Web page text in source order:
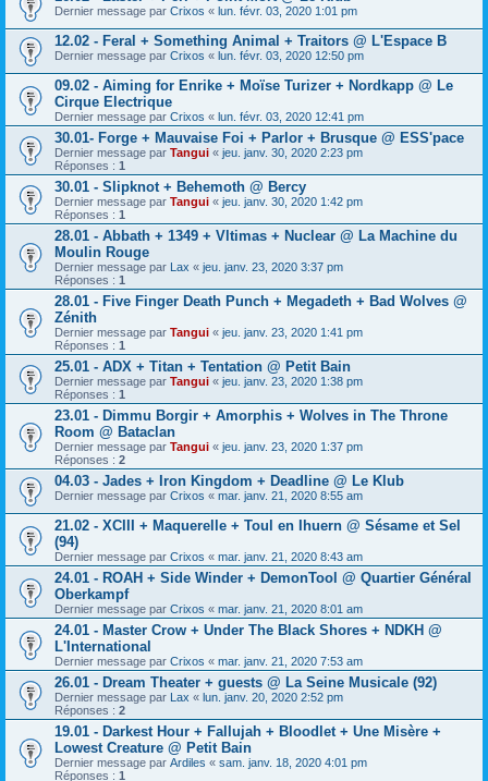
Dernier message par Crixos « lun. févr. 03, 2020 1:01 pm
12.02 - Feral + Something Animal + Traitors @ L'Espace B
Dernier message par Crixos « lun. févr. 03, 2020 12:50 pm
09.02 - Aiming for Enrike + Moïse Turizer + Nordkapp @ Le
Cirque Electrique
Dernier message par Crixos « lun. févr. 03, 2020 12:41 pm
30.01- Forge + Mauvaise Foi + Parlor + Brusque @ ESS'pace
Dernier message par Tangui « jeu. janv. 30, 2020 2:23 pm
Réponses : 1
30.01 - Slipknot + Behemoth @ Bercy
Dernier message par Tangui « jeu. janv. 30, 2020 1:42 pm
Réponses : 1
28.01 - Abbath + 1349 + Vltimas + Nuclear @ La Machine du
Moulin Rouge
Dernier message par Lax « jeu. janv. 23, 2020 3:37 pm
Réponses : 1
28.01 - Five Finger Death Punch + Megadeth + Bad Wolves @
Zénith
Dernier message par Tangui « jeu. janv. 23, 2020 1:41 pm
Réponses : 1
25.01 - ADX + Titan + Tentation @ Petit Bain
Dernier message par Tangui « jeu. janv. 23, 2020 1:38 pm
Réponses : 1
23.01 - Dimmu Borgir + Amorphis + Wolves in The Throne
Room @ Bataclan
Dernier message par Tangui « jeu. janv. 23, 2020 1:37 pm
Réponses : 2
04.03 - Jades + Iron Kingdom + Deadline @ Le Klub
Dernier message par Crixos « mar. janv. 21, 2020 8:55 am
21.02 - XCIII + Maquerelle + Toul en Ihuern @ Sésame et Sel
(94)
Dernier message par Crixos « mar. janv. 21, 2020 8:43 am
24.01 - ROAH + Side Winder + DemonTool @ Quartier Général
Oberkampf
Dernier message par Crixos « mar. janv. 21, 2020 8:01 am
24.01 - Master Crow + Under The Black Shores + NDKH @
L'International
Dernier message par Crixos « mar. janv. 21, 2020 7:53 am
26.01 - Dream Theater + guests @ La Seine Musicale (92)
Dernier message par Lax « lun. janv. 20, 2020 2:52 pm
Réponses : 2
19.01 - Darkest Hour + Fallujah + Bloodlet + Une Misère +
Lowest Creature @ Petit Bain
Dernier message par Ardiles « sam. janv. 18, 2020 4:01 pm
Réponses : 1